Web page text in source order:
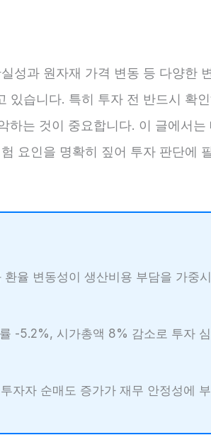
성과 원자재 가격 변동 등 다양한
있습니다. 특히 투자 전 반드시 확
하는 것이 중요합니다. 이 글에서는
요인을 명확히 짚어 투자 판단에
율 변동성이 생산비용 부담을 가중
-5.2%, 시가총액 8% 감소로 투자
자자 순매도 증가가 재무 안정성에